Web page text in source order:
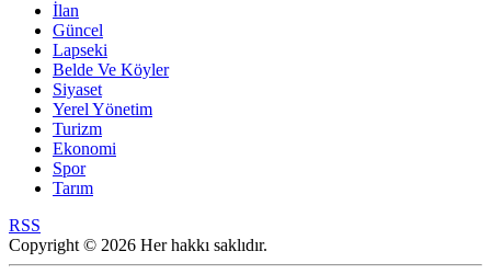
İlan
Güncel
Lapseki
Belde Ve Köyler
Siyaset
Yerel Yönetim
Turizm
Ekonomi
Spor
Tarım
RSS
Copyright © 2026 Her hakkı saklıdır.